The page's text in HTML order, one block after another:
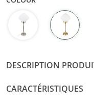
DESCRIPTION
CARACTÉRISTIQUES